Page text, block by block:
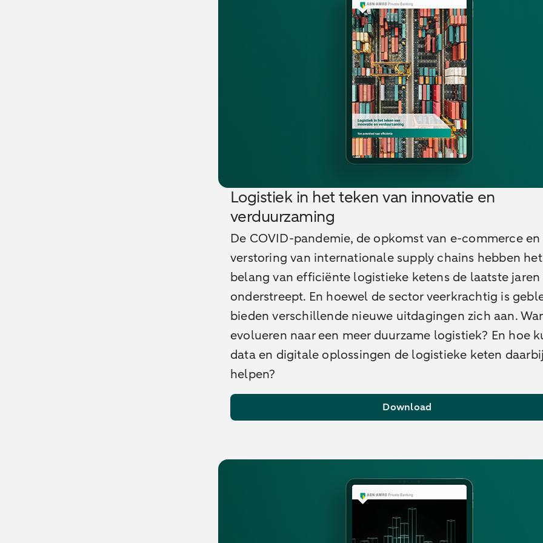
Logistiek in het teken van innovatie en
verduurzaming
De COVID-pandemie, de opkomst van e-commerce
verstoring van internationale supply chains hebben het
belang van efficiënte logistieke ketens de laatste
onderstreept. En hoewel de sector veerkrachtig is
bieden verschillende nieuwe uitdagingen zich aan.
evolueren naar een meer duurzame logistiek? En hoe
data en digitale oplossingen de logistieke keten
helpen?
Download